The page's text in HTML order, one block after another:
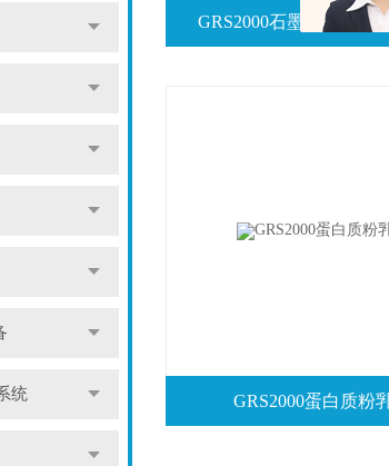
统
GRS2000石墨烯机油高
GRS2000蛋白质粉